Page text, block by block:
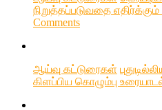
நிறுத்தப்படுவதை
Comments
ஆய்வு கட்டுரைகள்
கிளப்பிய கொழும்பு